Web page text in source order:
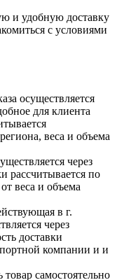
и удобную доставку
с условиями
осуществляется
для клиента
веса и объема
через
рассчитывается по
веса и объема
в г.
через
доставки
компании и и
самостоятельно